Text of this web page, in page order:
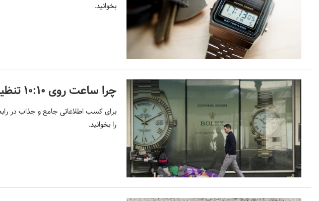
بخوانید.
چرا ساعت روی ۱۰:۱۰ تنظیم می‌شود؟
را بخوانید.